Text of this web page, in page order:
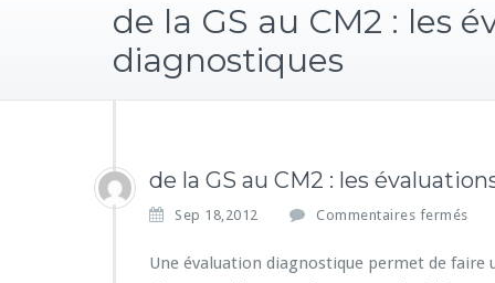
de la GS au CM2 : les
diagnostiques
de la GS au CM2 : les
Sep 18,2012 Commentaires fermés
r
Une évaluation diagnostique permet de faire